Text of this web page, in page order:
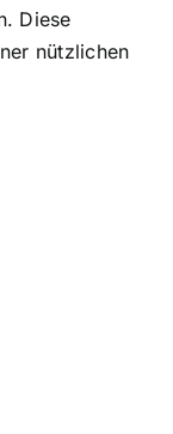
Diese
nützlichen